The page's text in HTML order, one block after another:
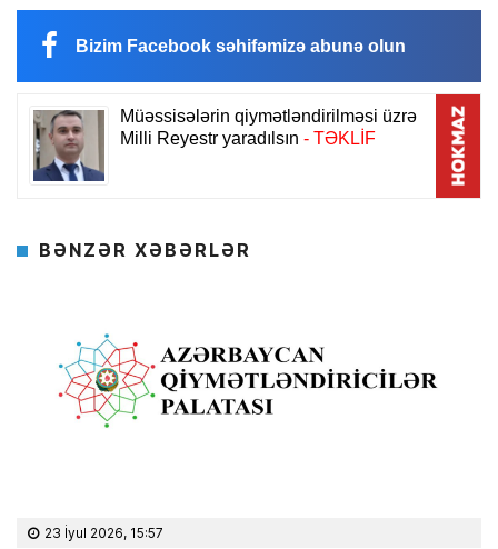
Bizim Facebook səhifəmizə abunə olun
BƏNZƏR XƏBƏRLƏR
23 İyul 2026, 15:57